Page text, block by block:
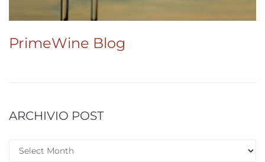
PrimeWine Blog
ARCHIVIO POST